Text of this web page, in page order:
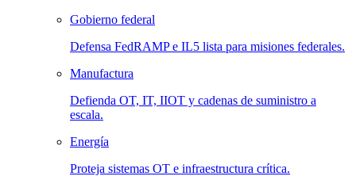
Gobierno federal
Defensa FedRAMP e IL5 lista para misiones federales.
Manufactura
Defienda OT, IT, IIOT y cadenas de suministro a
escala.
Energía
Proteja sistemas OT e infraestructura crítica.